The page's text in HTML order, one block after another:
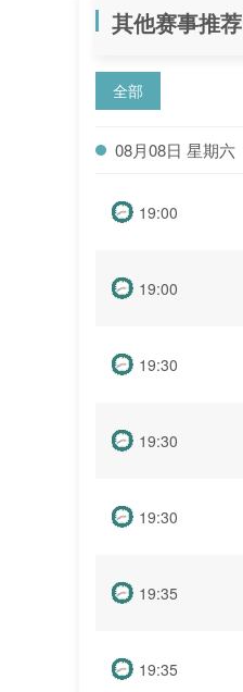
其他赛事推荐
全部
08月08日 星期六
19:00
19:00
19:30
19:30
19:30
19:35
19:35